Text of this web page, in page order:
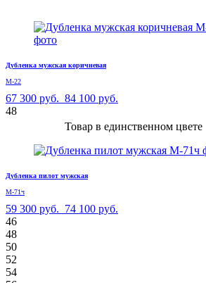
Дубленка мужская коричневая
М-22
67 300 руб. 84 100 руб.
48
Товар в единственном цвете
Дубленка пилот мужская
М-71ч
59 300 руб. 74 100 руб.
46
48
50
52
54